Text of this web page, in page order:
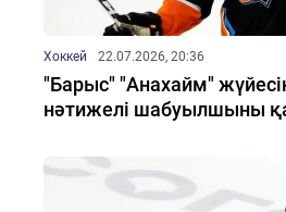
Хоккей 22.07.2026, 20:36
"Барыс" "Анахайм"
нәтижелі шабуылшыны